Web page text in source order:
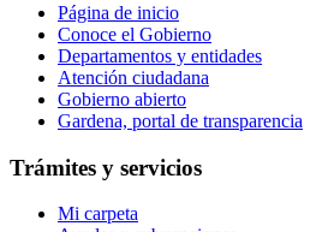
Página de inicio
Conoce el Gobierno
Departamentos y entidades
Atención ciudadana
Gobierno abierto
Gardena, portal de transparencia
Trámites y servicios
Mi carpeta